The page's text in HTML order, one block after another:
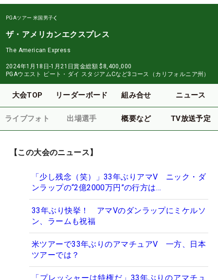
PGAツアー 米国男子
ザ・アメリカンエクスプレス
The American Express
2024年1月18日-1月21日賞金総額 $8,400,000
PGAウエスト ピート・ダイ スタジアムCなど3コース（カリフォルニア州）
大会TOP リーダーボード 組み合せ ニュース
ライブフォト 出場選手 概要など TV放送予定
【この大会のニュース】
「少し残念（笑）」33年ぶりアマV ニック・ダ
ンラップの“2億2000万円”の行方は…
33年ぶり快挙！ アマVのダンラップにミケルソ
ン、ラームも祝福
米ツアーで33年ぶりのアマチュアV 一方、日本
ツアーでは？
「プレッシャーは特権だ」33年ぶりのアマチュ